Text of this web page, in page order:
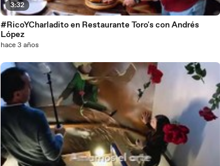
3:32
#RicoYCharladito en Restaurante Toro's con Andrés
López
hace 3 años